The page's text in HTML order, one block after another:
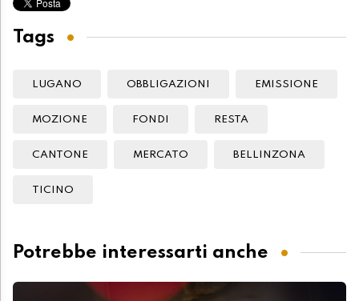
Tags
LUGANO OBBLIGAZIONI EMISSIONE
MOZIONE FONDI RESTA
CANTONE MERCATO BELLINZONA
TICINO
Potrebbe interessarti anche